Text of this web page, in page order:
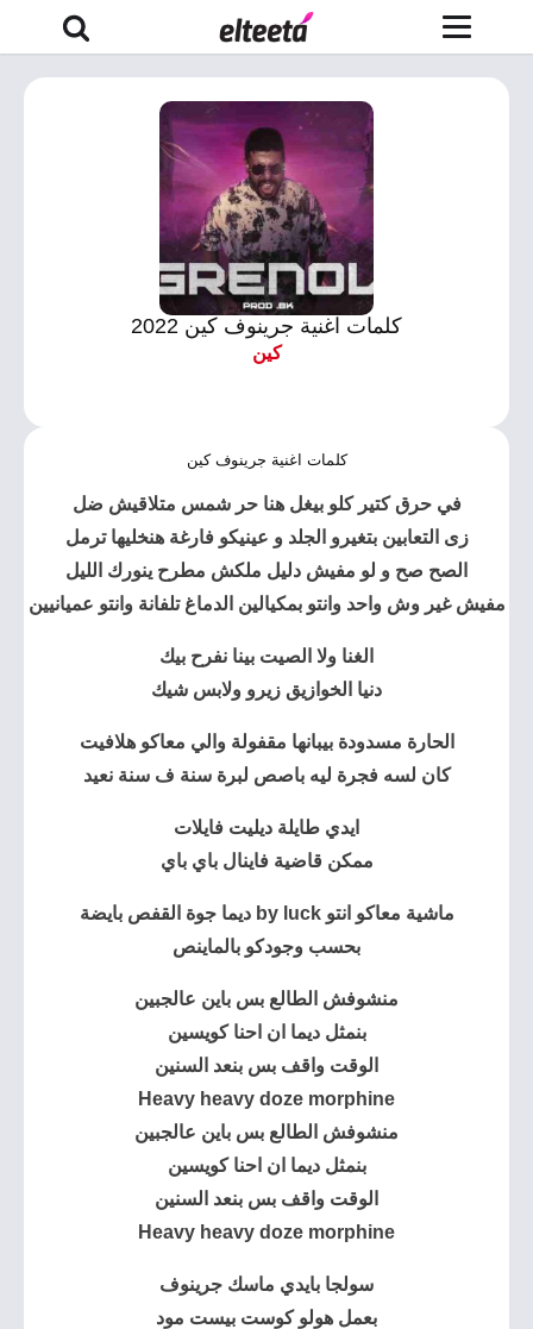
كلمات اغنية جرينوف كين 2022
كين
كلمات اغنية جرينوف كين
في حرق كتير كلو بيغل هنا حر شمس متلاقيش ضل
زى التعابين بتغيرو الجلد و عينيكو فارغة هنخليها ترمل
الصح صح و لو مفيش دليل ملكش مطرح ينورك الليل
مفيش غير وش واحد وانتو بمكيالين الدماغ تلفانة وانتو عميانيين
الغنا ولا الصيت بينا نفرح بيك
دنيا الخوازيق زيرو ولابس شيك
الحارة مسدودة بيبانها مقفولة والي معاكو هلافيت
كان لسه فجرة ليه باصص لبرة سنة ف سنة نعيد
ايدي طايلة ديليت فايلات
ممكن قاضية فاينال باي باي
ماشية معاكو انتو by luck ديما جوة القفص بايضة
بحسب وجودكو بالماينص
منشوفش الطالع بس باين عالجبين
بنمثل ديما ان احنا كويسين
الوقت واقف بس بنعد السنين
Heavy heavy doze morphine
منشوفش الطالع بس باين عالجبين
بنمثل ديما ان احنا كويسين
الوقت واقف بس بنعد السنين
Heavy heavy doze morphine
سولجا بايدي ماسك جرينوف
بعمل هولو كوست بيست مود